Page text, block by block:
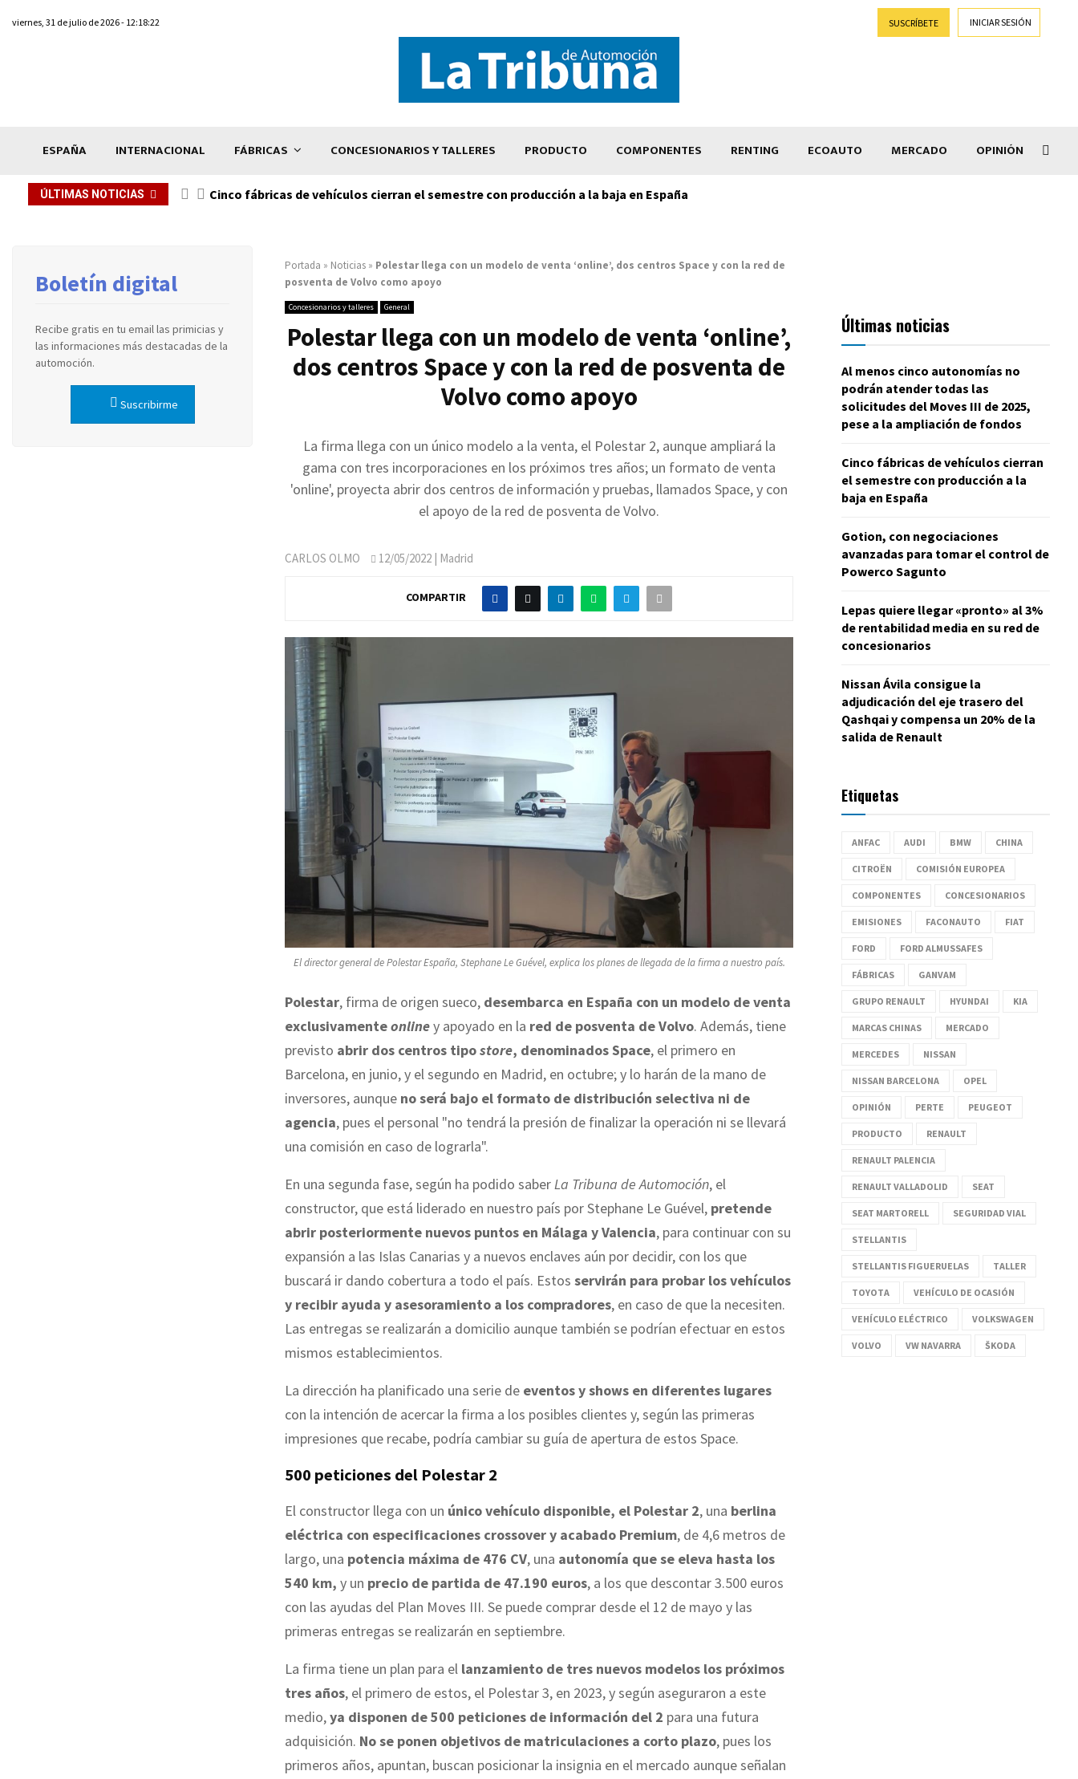
viernes, 31 de julio de 2026 - 12:18:22 SUSCRÍBETE INICIAR SESIÓN
ESPAÑA INTERNACIONAL FÁBRICAS CONCESIONARIOS Y TALLERES PRODUCTO COMPONENTES RENTING ECOAUTO MERCADO OPINIÓN
ÚLTIMAS NOTICIAS Cinco fábricas de vehículos cierran el semestre con producción a la baja en España
Portada » Noticias » Polestar llega con un modelo de venta ‘online’, dos centros Space y con la red de
posventa de Volvo como apoyo
Concesionarios y talleres General
Polestar llega con un modelo de venta ‘online’,
dos centros Space y con la red de posventa de
Volvo como apoyo
La firma llega con un único modelo a la venta, el Polestar 2, aunque ampliará la
gama con tres incorporaciones en los próximos tres años; un formato de venta
'online', proyecta abrir dos centros de información y pruebas, llamados Space, y con
el apoyo de la red de posventa de Volvo.
CARLOS OLMO 12/05/2022 | Madrid
COMPARTIR
El director general de Polestar España, Stephane Le Guével, explica los planes de llegada de la firma a nuestro país.
Polestar, firma de origen sueco, desembarca en España con un modelo de venta
exclusivamenteonliney apoyado en la red de posventa de Volvo. Además, tiene
previsto abrir dos centros tipostore, denominados Space, el primero en
Barcelona, en junio, y el segundo en Madrid, en octubre; y lo harán de la mano de
inversores, aunque no será bajo el formato de distribución selectiva ni de
agencia, pues el personal "no tendrá la presión de finalizar la operación ni se llevará
una comisión en caso de lograrla".
En una segunda fase, según ha podido saberLa Tribuna de Automoción, el
constructor, que está liderado en nuestro país por Stephane Le Guével, pretende
abrir posteriormente nuevos puntos en Málaga y Valencia, para continuar con su
expansión a las Islas Canarias y a nuevos enclaves aún por decidir, con los que
buscará ir dando cobertura a todo el país. Estos servirán para probar los vehículos
y recibir ayuda y asesoramiento a los compradores, en caso de que la necesiten.
Las entregas se realizarán a domicilio aunque también se podrían efectuar en estos
mismos establecimientos.
La dirección ha planificado una serie de eventos y shows en diferentes lugares
con la intención de acercar la firma a los posibles clientes y, según las primeras
impresiones que recabe, podría cambiar su guía de apertura de estos Space.
500 peticiones del Polestar 2
El constructor llega con un único vehículo disponible, el Polestar 2, una berlina
eléctrica con especificaciones crossover y acabado Premium, de 4,6 metros de
largo, una potencia máxima de 476 CV, una autonomía que se eleva hasta los
540 km, y un precio de partida de 47.190 euros, a los que descontar 3.500 euros
con las ayudas del Plan Moves III. Se puede comprar desde el 12 de mayo y las
primeras entregas se realizarán en septiembre.
La firma tiene un plan para el lanzamiento de tres nuevos modelos los próximos
tres años, el primero de estos, el Polestar 3, en 2023, y según aseguraron a este
medio,ya disponen de 500 peticiones de información del 2 para una futura
adquisición. No se ponen objetivos de matriculaciones a corto plazo, pues los
primeros años, apuntan, buscan posicionar la insignia en el mercado aunque señalan
Boletín digital
Recibe gratis en tu email las primicias y
las informaciones más destacadas de la
automoción.
Suscribirme
Últimas noticias
Al menos cinco autonomías no
podrán atender todas las
solicitudes del Moves III de 2025,
pese a la ampliación de fondos
Cinco fábricas de vehículos cierran
el semestre con producción a la
baja en España
Gotion, con negociaciones
avanzadas para tomar el control de
Powerco Sagunto
Lepas quiere llegar «pronto» al 3%
de rentabilidad media en su red de
concesionarios
Nissan Ávila consigue la
adjudicación del eje trasero del
Qashqai y compensa un 20% de la
salida de Renault
Etiquetas
ANFAC AUDI BMW CHINA
CITROËN COMISIÓN EUROPEA
COMPONENTES CONCESIONARIOS
EMISIONES FACONAUTO FIAT
FORD FORD ALMUSSAFES
FÁBRICAS GANVAM
GRUPO RENAULT HYUNDAI KIA
MARCAS CHINAS MERCADO
MERCEDES NISSAN
NISSAN BARCELONA OPEL
OPINIÓN PERTE PEUGEOT
PRODUCTO RENAULT
RENAULT PALENCIA
RENAULT VALLADOLID SEAT
SEAT MARTORELL SEGURIDAD VIAL
STELLANTIS
STELLANTIS FIGUERUELAS TALLER
TOYOTA VEHÍCULO DE OCASIÓN
VEHÍCULO ELÉCTRICO VOLKSWAGEN
VOLVO VW NAVARRA ŠKODA